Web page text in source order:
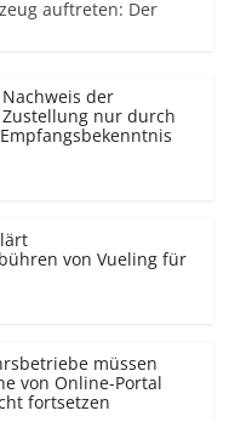
auftreten: Der
der
nur durch
von Vueling für
müssen
von Online-Portal
fortsetzen